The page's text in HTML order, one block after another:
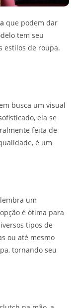
que podem dar
tem seu
estilos de roupa.
busca um visual
ela se
feita de
é um
um
é ótima para
tipos de
ou até mesmo
tornando seu